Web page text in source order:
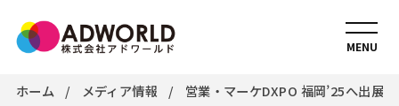
MENU
ホーム メディア情報 営業・マーケDXPO 福岡’25へ出展